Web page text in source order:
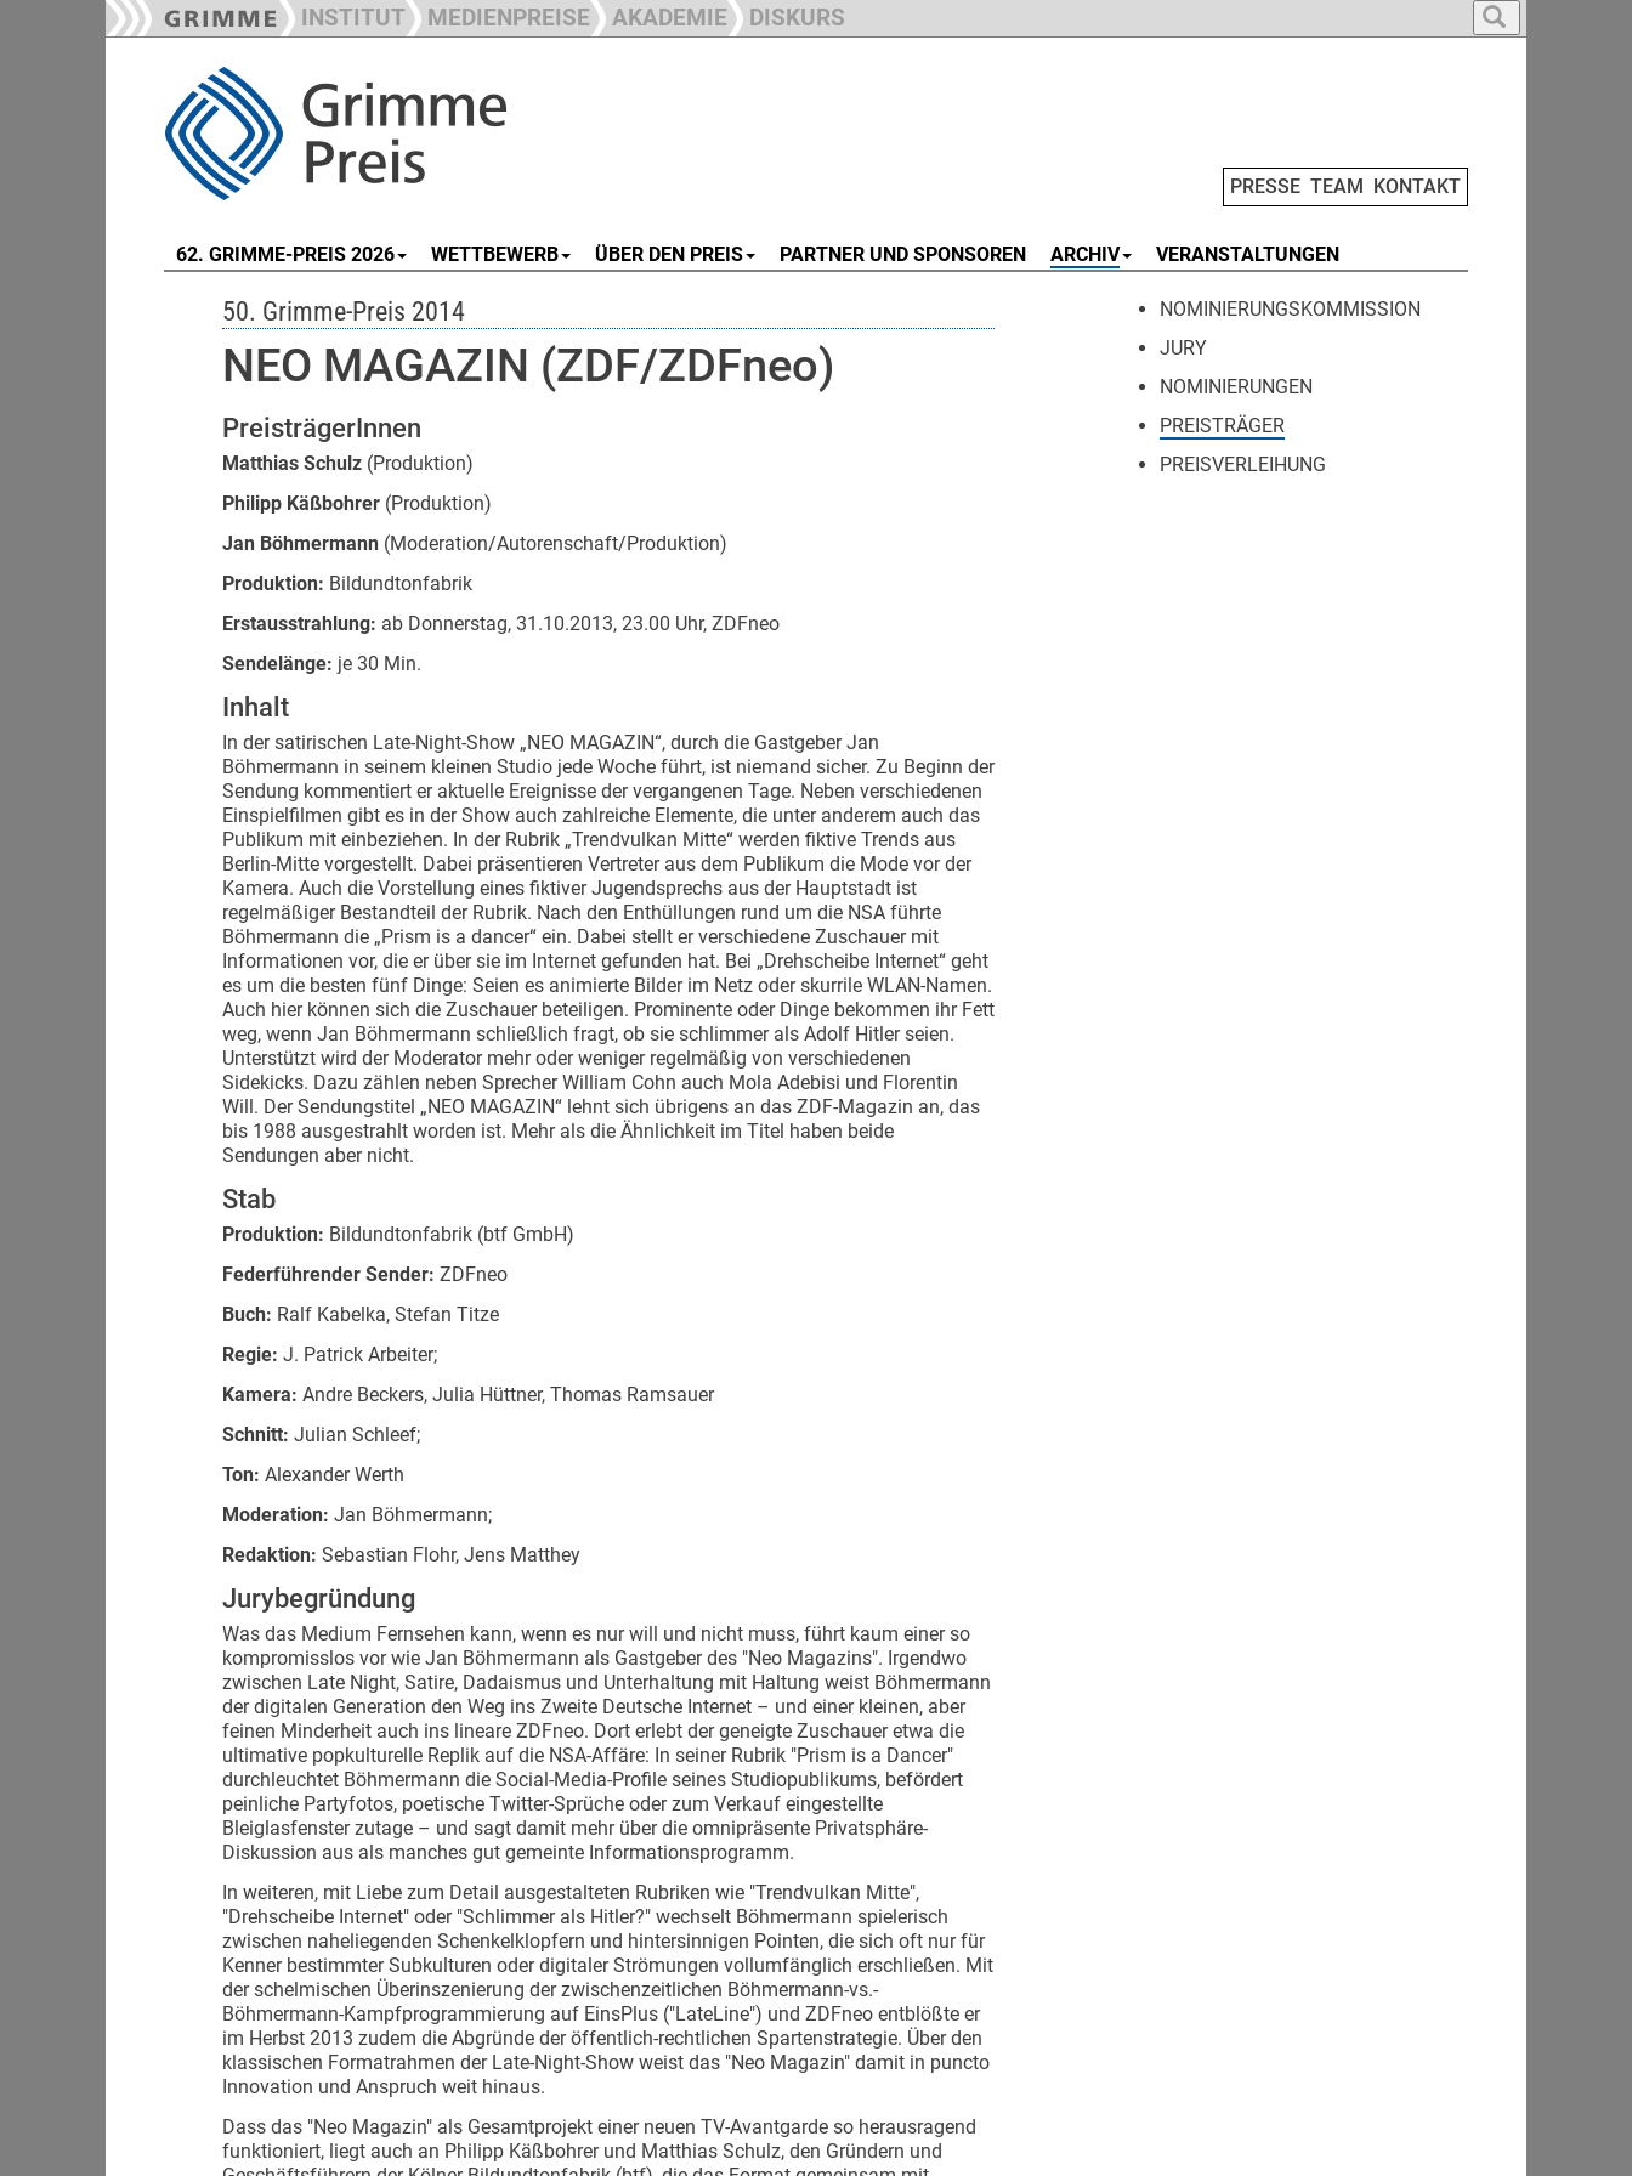
INSTITUT MEDIENPREISE AKADEMIE DISKURS
PRESSE TEAM KONTAKT
62. GRIMME-PREIS 2026 WETTBEWERB ÜBER DEN PREIS PARTNER UND SPONSOREN ARCHIV VERANSTALTUNGEN
50. Grimme-Preis 2014
NEO MAGAZIN (ZDF/ZDFneo)
PreisträgerInnen
Matthias Schulz (Produktion)
Philipp Käßbohrer (Produktion)
Jan Böhmermann (Moderation/Autorenschaft/Produktion)
Produktion: Bildundtonfabrik
Erstausstrahlung: ab Donnerstag, 31.10.2013, 23.00 Uhr, ZDFneo
Sendelänge: je 30 Min.
Inhalt
In der satirischen Late-Night-Show „NEO MAGAZIN“, durch die Gastgeber Jan
Böhmermann in seinem kleinen Studio jede Woche führt, ist niemand sicher. Zu Beginn der
Sendung kommentiert er aktuelle Ereignisse der vergangenen Tage. Neben verschiedenen
Einspielfilmen gibt es in der Show auch zahlreiche Elemente, die unter anderem auch das
Publikum mit einbeziehen. In der Rubrik „Trendvulkan Mitte“ werden fiktive Trends aus
Berlin-Mitte vorgestellt. Dabei präsentieren Vertreter aus dem Publikum die Mode vor der
Kamera. Auch die Vorstellung eines fiktiver Jugendsprechs aus der Hauptstadt ist
regelmäßiger Bestandteil der Rubrik. Nach den Enthüllungen rund um die NSA führte
Böhmermann die „Prism is a dancer“ ein. Dabei stellt er verschiedene Zuschauer mit
Informationen vor, die er über sie im Internet gefunden hat. Bei „Drehscheibe Internet“ geht
es um die besten fünf Dinge: Seien es animierte Bilder im Netz oder skurrile WLAN-Namen.
Auch hier können sich die Zuschauer beteiligen. Prominente oder Dinge bekommen ihr Fett
weg, wenn Jan Böhmermann schließlich fragt, ob sie schlimmer als Adolf Hitler seien.
Unterstützt wird der Moderator mehr oder weniger regelmäßig von verschiedenen
Sidekicks. Dazu zählen neben Sprecher William Cohn auch Mola Adebisi und Florentin
Will. Der Sendungstitel „NEO MAGAZIN“ lehnt sich übrigens an das ZDF-Magazin an, das
bis 1988 ausgestrahlt worden ist. Mehr als die Ähnlichkeit im Titel haben beide
Sendungen aber nicht.
Stab
Produktion: Bildundtonfabrik (btf GmbH)
Federführender Sender: ZDFneo
Buch: Ralf Kabelka, Stefan Titze
Regie: J. Patrick Arbeiter;
Kamera: Andre Beckers, Julia Hüttner, Thomas Ramsauer
Schnitt: Julian Schleef;
Ton: Alexander Werth
Moderation: Jan Böhmermann;
Redaktion: Sebastian Flohr, Jens Matthey
Jurybegründung
Was das Medium Fernsehen kann, wenn es nur will und nicht muss, führt kaum einer so
kompromisslos vor wie Jan Böhmermann als Gastgeber des "Neo Magazins". Irgendwo
zwischen Late Night, Satire, Dadaismus und Unterhaltung mit Haltung weist Böhmermann
der digitalen Generation den Weg ins Zweite Deutsche Internet – und einer kleinen, aber
feinen Minderheit auch ins lineare ZDFneo. Dort erlebt der geneigte Zuschauer etwa die
ultimative popkulturelle Replik auf die NSA-Affäre: In seiner Rubrik "Prism is a Dancer"
durchleuchtet Böhmermann die Social-Media-Profile seines Studiopublikums, befördert
peinliche Partyfotos, poetische Twitter-Sprüche oder zum Verkauf eingestellte
Bleiglasfenster zutage – und sagt damit mehr über die omnipräsente Privatsphäre-
Diskussion aus als manches gut gemeinte Informationsprogramm.
In weiteren, mit Liebe zum Detail ausgestalteten Rubriken wie "Trendvulkan Mitte",
"Drehscheibe Internet" oder "Schlimmer als Hitler?" wechselt Böhmermann spielerisch
zwischen naheliegenden Schenkelklopfern und hintersinnigen Pointen, die sich oft nur für
Kenner bestimmter Subkulturen oder digitaler Strömungen vollumfänglich erschließen. Mit
der schelmischen Überinszenierung der zwischenzeitlichen Böhmermann-vs.-
Böhmermann-Kampfprogrammierung auf EinsPlus ("LateLine") und ZDFneo entblößte er
im Herbst 2013 zudem die Abgründe der öffentlich-rechtlichen Spartenstrategie. Über den
klassischen Formatrahmen der Late-Night-Show weist das "Neo Magazin" damit in puncto
Innovation und Anspruch weit hinaus.
Dass das "Neo Magazin" als Gesamtprojekt einer neuen TV-Avantgarde so herausragend
funktioniert, liegt auch an Philipp Käßbohrer und Matthias Schulz, den Gründern und
NOMINIERUNGSKOMMISSION
JURY
NOMINIERUNGEN
PREISTRÄGER
PREISVERLEIHUNG